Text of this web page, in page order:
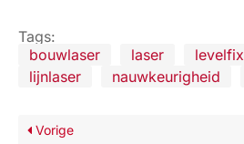
Tags:
bouwlaser
laser levelfix
lijnlaser
nauwkeurigheid
Vorige